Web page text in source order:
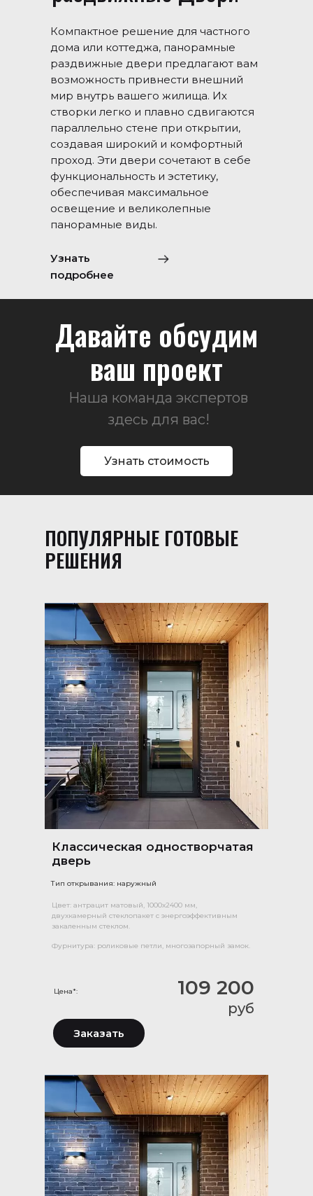
Узнать
подробнее
Компактное решение для частного
дома или коттеджа, панорамные
раздвижные двери предлагают вам
возможность привнести внешний
мир внутрь вашего жилища. Их
створки легко и плавно сдвигаются
параллельно стене при открытии,
создавая широкий и комфортный
проход. Эти двери сочетают в себе
функциональность и эстетику,
обеспечивая максимальное
освещение и великолепные
панорамные виды.
Давайте обсудим
ваш проект
Наша команда экспертов
здесь для вас!
Узнать стоимость
109 200
руб
Классическая одностворчатая
дверь
Тип открывания: наружный
Цвет: антрацит матовый, 1000х2400 мм,
двухкамерный стеклопакет с энергоэффективным
закаленным стеклом.
Фурнитура: роликовые петли, многозапорный замок.
Цена*:
Заказать
ПОПУЛЯРНЫЕ ГОТОВЫЕ
РЕШЕНИЯ